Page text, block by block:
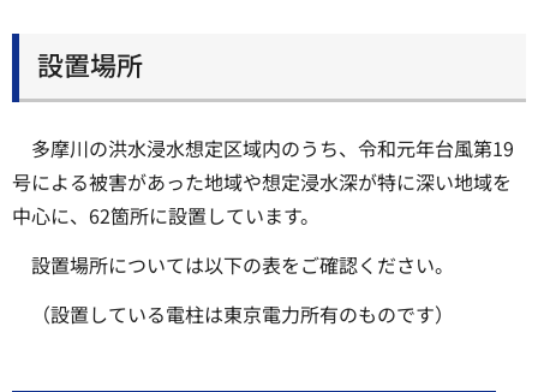
設置場所
多摩川の洪水浸水想定区域内のうち、令和元年台風第19
号による被害があった地域や想定浸水深が特に深い地域を
中心に、62箇所に設置しています。
設置場所については以下の表をご確認ください。
（設置している電柱は東京電力所有のものです）